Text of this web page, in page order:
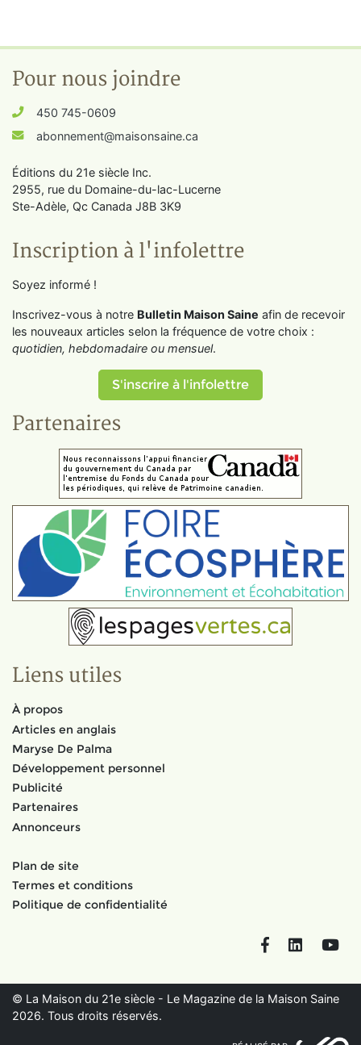
Pour nous joindre
450 745-0609
abonnement@maisonsaine.ca
Éditions du 21e siècle Inc.
2955, rue du Domaine-du-lac-Lucerne
Ste-Adèle, Qc Canada J8B 3K9
Inscription à l'infolettre
Soyez informé !
Inscrivez-vous à notre Bulletin Maison Saine afin de recevoir
les nouveaux articles selon la fréquence de votre choix :
quotidien, hebdomadaire ou mensuel.
S'inscrire à l'infolettre
Partenaires
Liens utiles
À propos
Articles en anglais
Maryse De Palma
Développement personnel
Publicité
Partenaires
Annonceurs
Plan de site
Termes et conditions
Politique de confidentialité
FacebookLinkedIn
© La Maison du 21e siècle - Le Magazine de la Maison Saine
2026. Tous droits réservés.